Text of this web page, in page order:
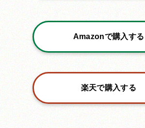
Amazonで購入する
楽天で購入する